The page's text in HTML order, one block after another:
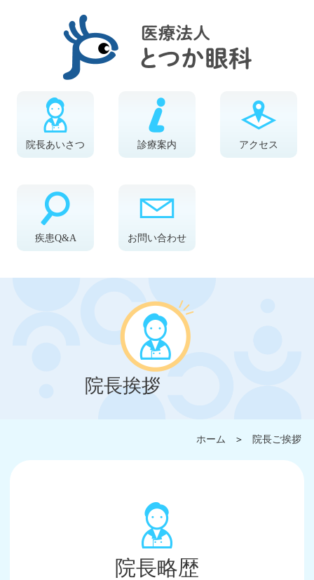
院長あいさつ 診療案内 アクセス
疾患Q&A お問い合わせ
院長挨拶
ホーム ＞ 院長ご挨拶
院長略歴